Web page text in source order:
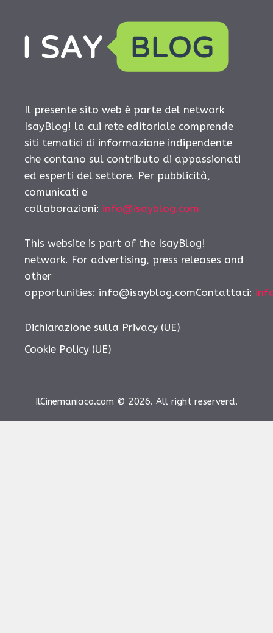
Il presente sito web è parte del network
IsayBlog! la cui rete editoriale comprende
siti tematici di informazione indipendente
che contano sul contributo di appassionati
ed esperti del settore. Per pubblicità,
comunicati e
collaborazioni: info@isayblog.com
This website is part of the IsayBlog!
network. For advertising, press releases and
other
opportunities: info@isayblog.comContattaci:
Dichiarazione sulla Privacy (UE)
Cookie Policy (UE)
IlCinemaniaco.com © 2026. All right reserverd.